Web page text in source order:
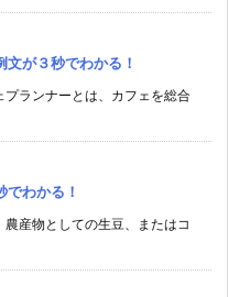
文が３秒でわかる！
プランナーとは、カフェを総合
でわかる！
農産物としての生豆、またはコ